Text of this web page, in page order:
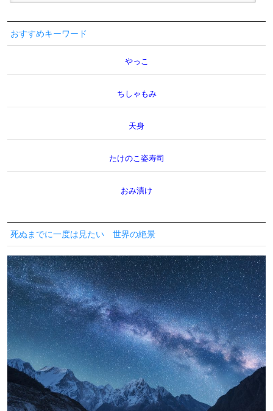
おすすめキーワード
やっこ
ちしゃもみ
天身
たけのこ姿寿司
おみ漬け
死ぬまでに一度は見たい 世界の絶景